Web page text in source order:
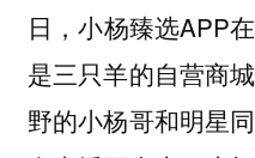
日，小杨臻选APP
是三只羊的自营商
野的小杨哥和明星